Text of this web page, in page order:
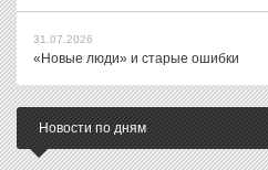
31.07.2026
«Новые люди» и старые ошибки
Новости по дням